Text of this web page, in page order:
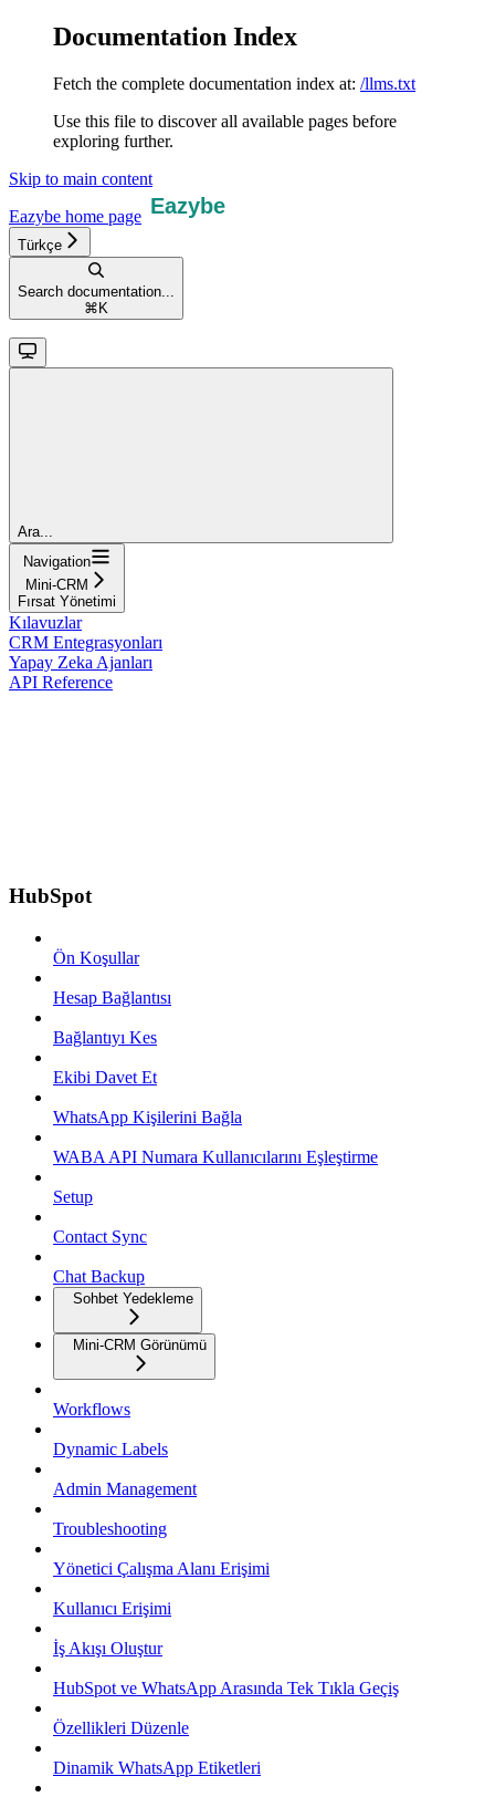
Documentation Index
Fetch the complete documentation index at: /llms.txt
Use this file to discover all available pages before
exploring further.
Skip to main content
Eazybe home page
Türkçe
Search documentation...
⌘ K
Ara...
Navigation
Mini-CRM
Fırsat Yönetimi
Kılavuzlar
CRM Entegrasyonları
Yapay Zeka Ajanları
API Reference
HubSpot
Ön Koşullar
Hesap Bağlantısı
Bağlantıyı Kes
Ekibi Davet Et
WhatsApp Kişilerini Bağla
WABA API Numara Kullanıcılarını Eşleştirme
Setup
Contact Sync
Chat Backup
Sohbet Yedekleme
Mini-CRM Görünümü
Workflows
Dynamic Labels
Admin Management
Troubleshooting
Yönetici Çalışma Alanı Erişimi
Kullanıcı Erişimi
İş Akışı Oluştur
HubSpot ve WhatsApp Arasında Tek Tıkla Geçiş
Özellikleri Düzenle
Dinamik WhatsApp Etiketleri